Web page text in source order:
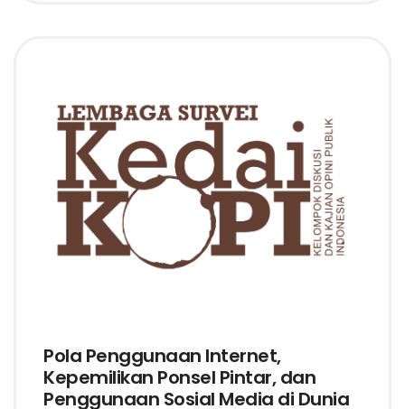
Pola Penggunaan Internet,
Kepemilikan Ponsel Pintar, dan
Penggunaan Sosial Media di Dunia